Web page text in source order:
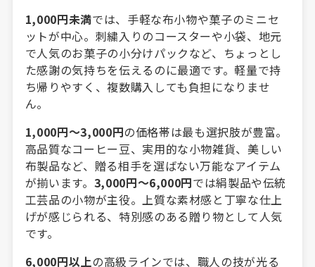
1,000円未満では、手軽な布小物や菓子のミニセ
ットが中心。刺繍入りのコースターや小袋、地元
で人気のお菓子の小分けパックなど、ちょっとし
た感謝の気持ちを伝えるのに最適です。軽量で持
ち帰りやすく、複数購入しても負担になりませ
ん。
1,000円〜3,000円の価格帯は最も選択肢が豊富。
高品質なコーヒー豆、実用的な小物雑貨、美しい
布製品など、贈る相手を選ばない万能なアイテム
が揃います。 3,000円〜6,000円では絹製品や伝統
工芸品の小物が主役。上質な素材感と丁寧な仕上
げが感じられる、特別感のある贈り物として人気
です。
6,000円以上の高級ラインでは、職人の技が光る